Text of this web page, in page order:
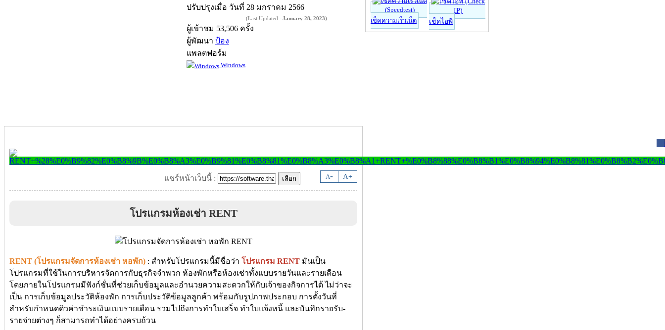
ปรับปรุงเมื่อ วันที่ 28 มกราคม 2566
(Last Updated : January 28, 2023)
ผู้เข้าชม 53,506 ครั้ง
ผู้พัฒนา ป้อง
แพลตฟอร์ม
Windows
A- A+
แชร์หน้าเว็บนี้ :
โปรแกรมห้องเช่า RENT
RENT (โปรแกรมจัดการห้องเช่า หอพัก) : สำหรับโปรแกรมนี้มีชื่อว่า โปรแกรม RENT มันเป็น
โปรแกรมที่ใช้ในการบริหารจัดการกับธุรกิจจำพวก ห้องพักหรือห้องเช่าทั้งแบบรายวันและรายเดือน
โดยภายในโปรแกรมมีฟังก์ชั่นที่ช่วยเก็บข้อมูลและอำนวยความสะดวกให้กับเจ้าของกิจการได้ ไม่ว่าจะ
เป็น การเก็บข้อมูลประวัติห้องพัก การเก็บประวัติข้อมูลลูกค้า พร้อมกับรูปภาพประกอบ การตั้งวันที่
สำหรับกำหนดดิวค่าชำระเงินแบบรายเดือน รวมไปถึงการทำใบเสร็จ ทำใบแจ้งหนี้ และบันทึกรายรับ-
รายจ่ายต่างๆ ก็สามารถทำได้อย่างครบถ้วน
เช็คความเร็วเน็ต เช็คไอพี